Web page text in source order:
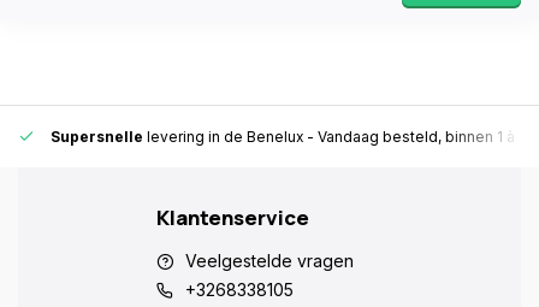
Supersnelle levering in de Benelux - Vandaag besteld, binnen 1 à 2
Klantenservice
Veelgestelde vragen
+3268338105